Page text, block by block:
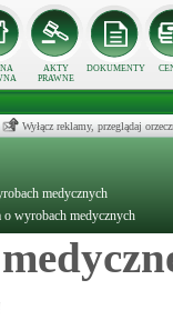
AKTY
PRAWNE
DOKUMENTY
Wyłącz reklamy, przeglądaj
medycznych
wyrobach medycznych